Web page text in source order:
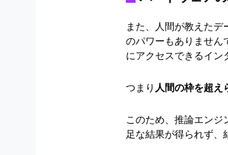
また、人間が教えた
のパワーもありません
にアクセスできるイン
つまり 人間の枠を超え
このため、推論エン
足な結果が得られず、